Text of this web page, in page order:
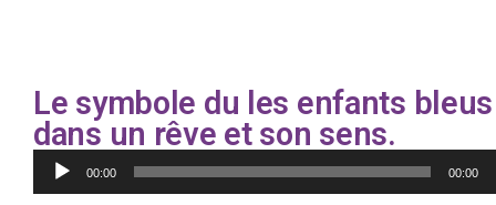
Le symbole du les enfants bleus
dans un rêve et son sens.
Lecteur
audio00:00 00:00